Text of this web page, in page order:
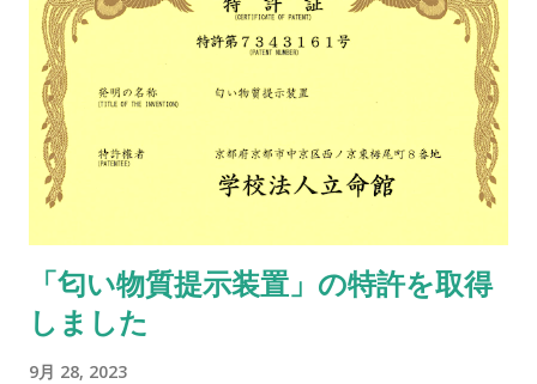
「匂い物質提示装置」の特許を取得
しました
9月 28, 2023